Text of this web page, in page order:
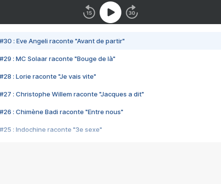
#30 : Eve Angeli raconte "Avant de partir"
#29 : MC Solaar raconte "Bouge de là"
#28 : Lorie raconte "Je vais vite"
#27 : Christophe Willem raconte "Jacques a dit"
#26 : Chimène Badi raconte "Entre nous"
#25 : Indochine raconte "3e sexe"